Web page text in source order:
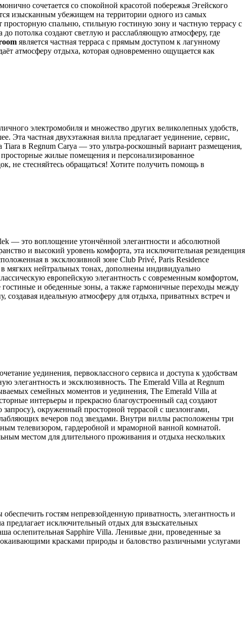
сочетается со спокойной красотой побережья Эгейского
изысканным убежищем на территории одного из самых
спальню, стильную гостиную зону и частную террасу с
потолка создают светлую и расслабляющую атмосферу, где
является частная терраса с прямым доступом к лагунному
атмосферу отдыха, которая одновременно ощущается как
электромобиля и множество других великолепных удобств,
частная двухэтажная вилла предлагает уединение, сервис,
в Regnum Carya — это ультра-роскошный вариант размещения,
жилые помещения и персонализированное
стесняйтесь обращаться! Хотите получить помощь в
— это воплощение утончённой элегантности и абсолютной
и высокий уровень комфорта, эта исключительная резиденция
в эксклюзивной зоне Club Privé, Paris Residence
мягких нейтральных тонах, дополнены индивидуально
европейскую элегантность с современным комфортом,
гостиные и обеденные зоны, а также гармоничные переходы между
идеальную атмосферу для отдыха, приватных встреч и
уединения, первоклассного сервиса и доступа к удобствам
элегантность и эксклюзивность. The Emerald Villa at Regnum
семейных моментов и уединения, The Emerald Villa at
интерьеры и прекрасно благоустроенный сад создают
окруженный просторной террасой с шезлонгами,
вечеров под звездами. Внутри виллы расположены три
телевизором, гардеробной и мраморной ванной комнатой.
местом для длительного проживания и отдыха нескольких
гостям непревзойденную приватность, элегантность и
исключительный отдых для взыскательных
ослепительная Sapphire Villa. Ленивые дни, проведенные за
красками природы и баловство различными услугами